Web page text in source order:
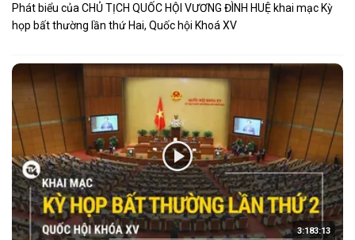
Phát biểu của CHỦ TỊCH QUỐC HỘI VƯƠNG ĐÌNH HUỆ khai mạc Kỳ
họp bất thường lần thứ Hai, Quốc hội Khoá XV
3:183:13